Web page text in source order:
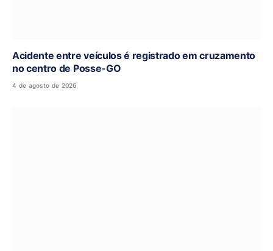
Acidente entre veículos é registrado em cruzamento
no centro de Posse-GO
4 de agosto de 2026